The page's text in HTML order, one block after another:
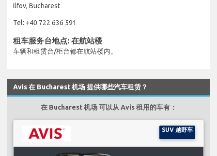
Ilfov, Bucharest
Tel: +40 722 636 591
租车服务台地点: 在航站楼
车辆和租赁台/柜台都在航站楼内。
Avis 在 Bucharest 机场 提供哪些汽车租赁？
在 Bucharest 机场 可以从 Avis 租用的车有：
SUV 越野车